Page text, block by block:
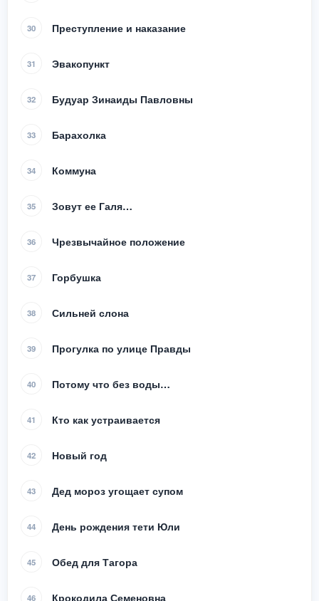
30 Преступление и наказание
31 Эвакопункт
32 Будуар Зинаиды Павловны
33 Барахолка
34 Коммуна
35 Зовут ее Галя…
36 Чрезвычайное положение
37 Горбушка
38 Сильней слона
39 Прогулка по улице Правды
40 Потому что без воды…
41 Кто как устраивается
42 Новый год
43 Дед мороз угощает супом
44 День рождения тети Юли
45 Обед для Тагора
46 Крокодила Семеновна